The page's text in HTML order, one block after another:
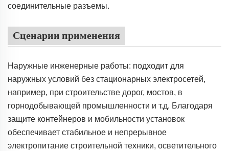
соединительные разъемы.
Сценарии применения
Наружные инженерные работы: подходит для
наружных условий без стационарных электросетей,
например, при строительстве дорог, мостов, в
горнодобывающей промышленности и т.д. Благодаря
защите контейнеров и мобильности установок
обеспечивает стабильное и непрерывное
электропитание строительной техники, осветительного